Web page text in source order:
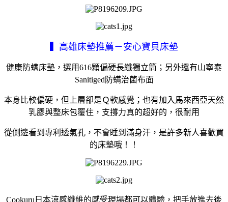
▍高雄床墊推薦－安心寶貝床墊
健康防螨床墊，選用616顆偏硬長纖獨立筒；另外還有山寧泰
Sanitiged防螨治菌布面
本身比較偏硬，但上層卻是Ｑ軟感覺；也有加入馬來西亞天然
乳膠與整床包覆住，支撐力真的超好的，很耐用
從側邊看到專利透氣孔，不會睡到滿身汗，是許多新人喜歡買
的床墊哦！！
Cookuru日本涼感纖維的感受現場都可以體驗，把手放進去後